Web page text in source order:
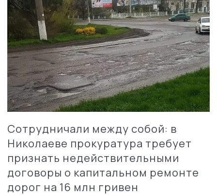
Сотрудничали между собой: в
Николаеве прокуратура требует
признать недействительными
договоры о капитальном ремонте
дорог на 16 млн гривен